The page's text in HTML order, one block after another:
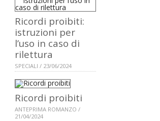
Ricordi proibiti:
istruzioni per
l’uso in caso di
rilettura
SPECIALI / 23/06/2024
Ricordi proibiti
ANTEPRIMA ROMANZO /
21/04/2024